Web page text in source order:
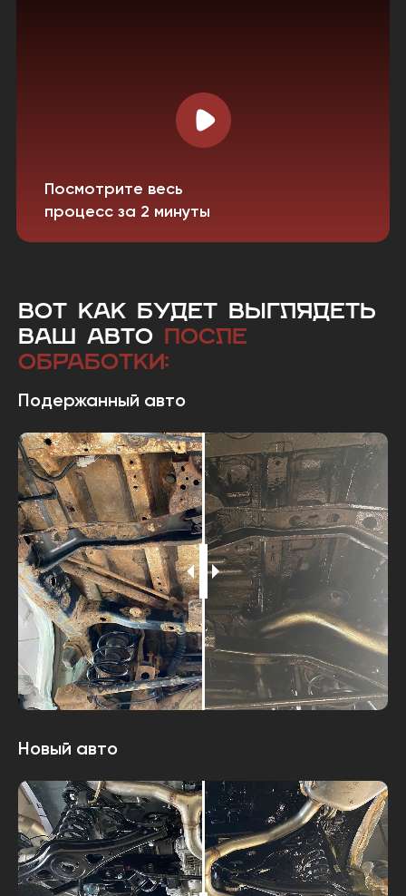
Посмотрите весь
процесс за 2 минуты
ВОТ КАК БУДЕТ ВЫГЛЯДЕТЬ
ВАШ АВТО ПОСЛЕ
ОБРАБОТКИ:
Подержанный авто
Новый авто